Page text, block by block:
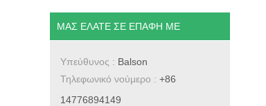
ΜΑΣ ΕΛΆΤΕ ΣΕ ΕΠΑΦΉ ΜΕ
Υπεύθυνος : Balson
Τηλεφωνικό νούμερο : +86
14776894149